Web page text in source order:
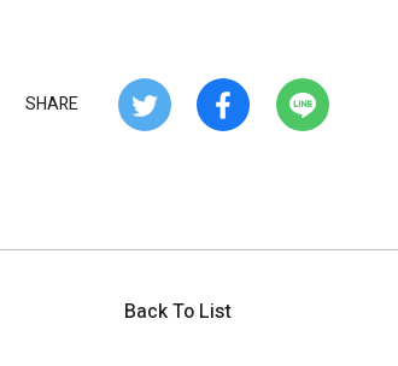
SHARE
Back To List